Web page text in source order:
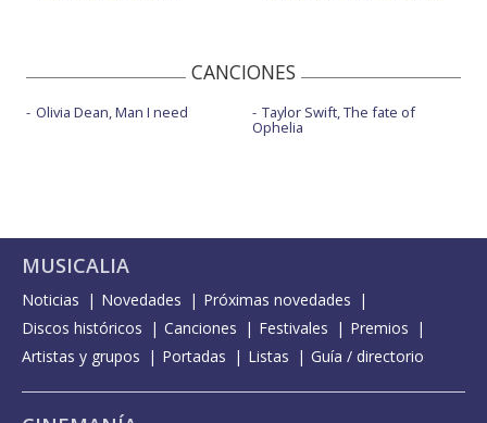
CANCIONES
Olivia Dean, Man I need Taylor Swift, The fate of
Ophelia
MUSICALIA
Noticias Novedades
Próximas novedades
Discos históricos
Canciones Festivales
Premios
Artistas y grupos
Portadas Listas Guía / directorio